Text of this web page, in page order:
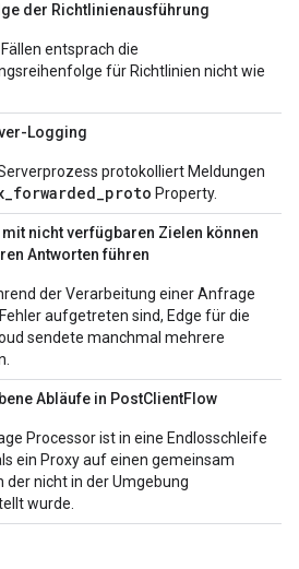
der Richtlinienausführung
entsprach die
für Richtlinien nicht wie
Logging
protokolliert Meldungen
Property.
nicht verfügbaren Zielen können
Antworten führen
der Verarbeitung einer Anfrage
aufgetreten sind, Edge für die
sendete manchmal mehrere
Abläufe in PostClientFlow
Processor ist in eine Endlosschleife
ein Proxy auf einen gemeinsam
der nicht in der Umgebung
wurde.